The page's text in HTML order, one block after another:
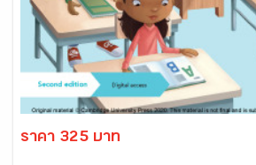
ราคา 325 บาท